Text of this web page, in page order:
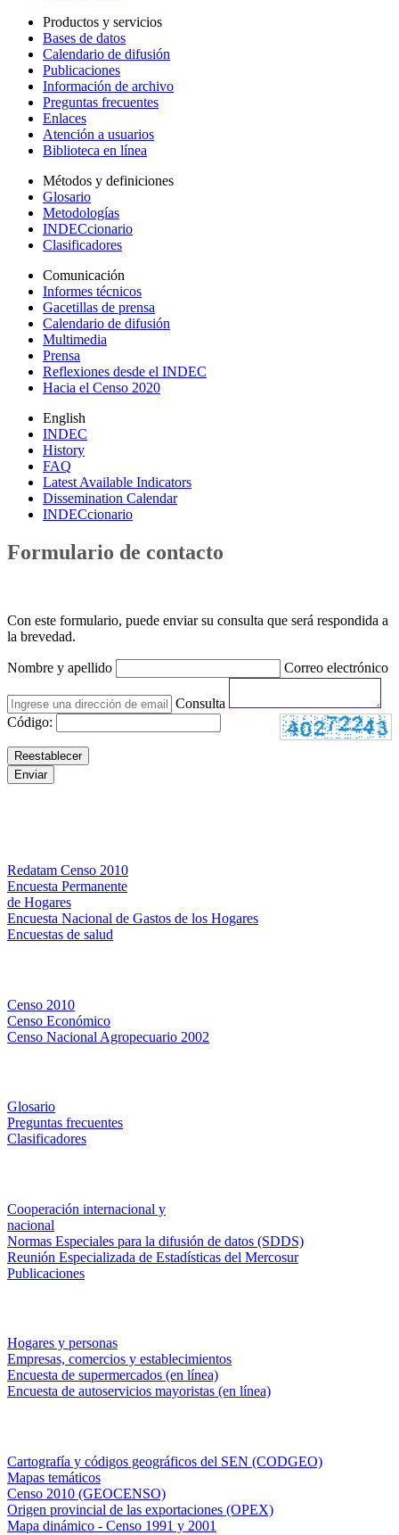
Productos y servicios
Bases de datos
Calendario de difusión
Publicaciones
Información de archivo
Preguntas frecuentes
Enlaces
Atención a usuarios
Biblioteca en línea
Métodos y definiciones
Glosario
Metodologías
INDECcionario
Clasificadores
Comunicación
Informes técnicos
Gacetillas de prensa
Calendario de difusión
Multimedia
Prensa
Reflexiones desde el INDEC
Hacia el Censo 2020
English
INDEC
History
FAQ
Latest Available Indicators
Dissemination Calendar
INDECcionario
Formulario de contacto
Con este formulario, puede enviar su consulta que será respondida a
la brevedad.
Nombre y apellido Correo electrónico
Consulta
Código:
Redatam Censo 2010
Encuesta Permanente
de Hogares
Encuesta Nacional de Gastos de los Hogares
Encuestas de salud
Censo 2010
Censo Económico
Censo Nacional Agropecuario 2002
Glosario
Preguntas frecuentes
Clasificadores
Cooperación internacional y
nacional
Normas Especiales para la difusión de datos (SDDS)
Reunión Especializada de Estadísticas del Mercosur
Publicaciones
Hogares y personas
Empresas, comercios y establecimientos
Encuesta de supermercados (en línea)
Encuesta de autoservicios mayoristas (en línea)
Cartografía y códigos geográficos del SEN (CODGEO)
Mapas temáticos
Censo 2010 (GEOCENSO)
Origen provincial de las exportaciones (OPEX)
Mapa dinámico - Censo 1991 y 2001